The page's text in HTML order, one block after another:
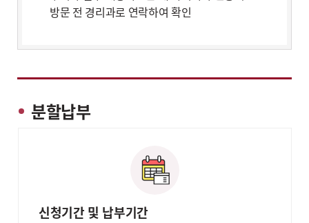
방문 전 경리과로 연락하여 확인
분할납부
신청기간 및 납부기간